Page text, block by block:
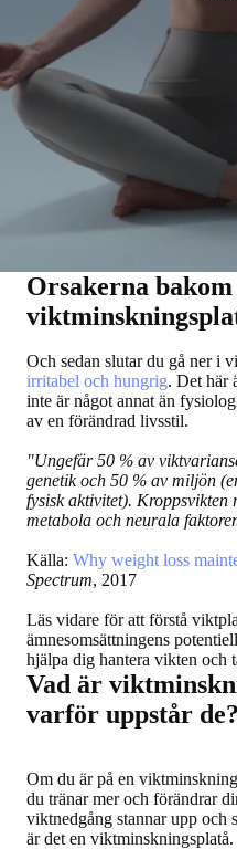
Orsakerna
Och sedan slutar du gå ner i
irritabel och hungrig. Det här
inte är något annat än
av en förändrad livsstil.
"Ungefär 50 % av
genetik och 50 % av miljön
fysisk aktivitet). Kroppsvikten
metabola och neurala
Källa: Why weight loss
Spectrum, 2017
Läs vidare för att förstå
ämnesomsättningens
hjälpa dig hantera vikten och
Vad är
varför uppstår de?
Om du är på en
du tränar mer och förändrar
viktnedgång stannar upp och
är det en viktminskningsplatå.